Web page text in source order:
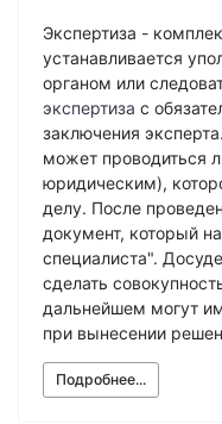
Экспертиза -
устанавливается
органом или
экспертиза с
заключения
может проводиться
юридическим),
делу. После
документ, который
специалиста".
сделать
дальнейшем могут
при вынесении
Подробнее...